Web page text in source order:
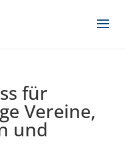
für
Vereine,
und